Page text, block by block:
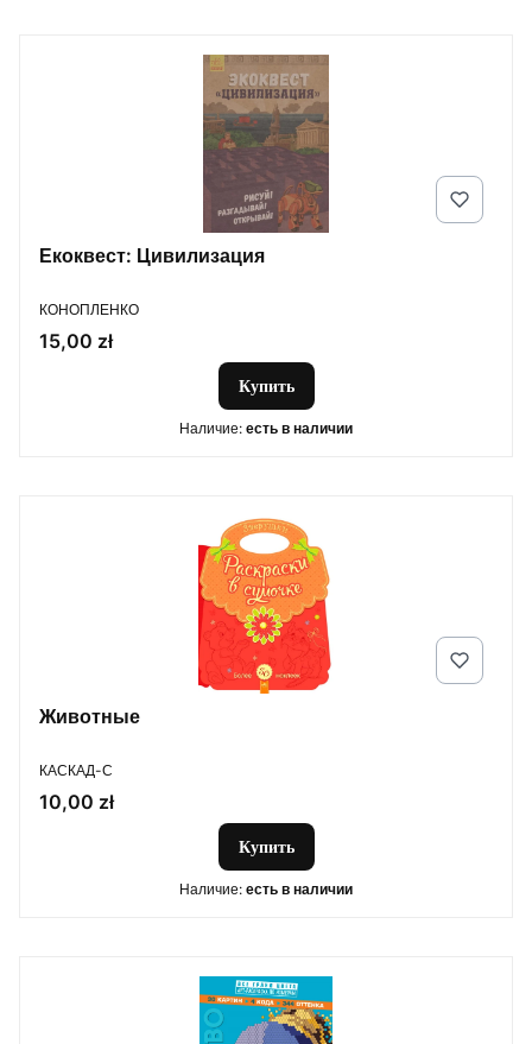
Екоквест: Цивилизация
ПРОИЗВОДИТЕЛЬ
КОНОПЛЕНКО
Цена
15,00 zł
Купить
Наличие: есть в наличии
Животные
ПРОИЗВОДИТЕЛЬ
КАСКАД-С
Цена
10,00 zł
Купить
Наличие: есть в наличии